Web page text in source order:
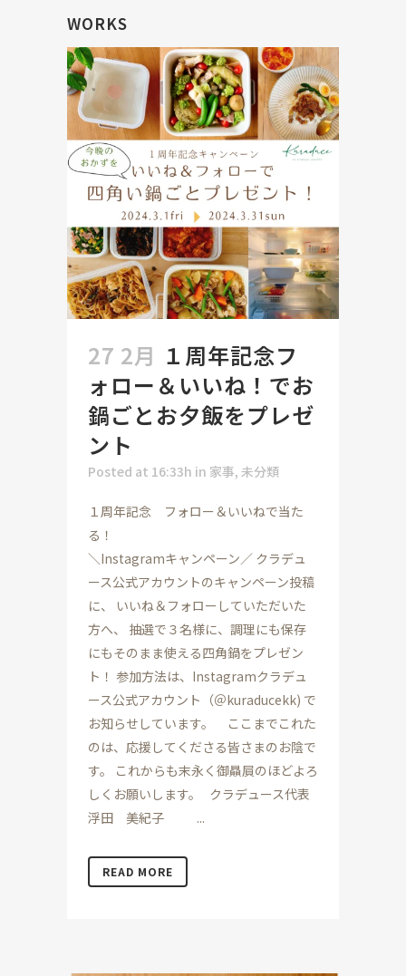
WORKS
27 2月 １周年記念フ
ォロー＆いいね！でお
鍋ごとお夕飯をプレゼ
ント
Posted at 16:33h in 家事, 未分類
１周年記念 フォロー＆いいねで当た
る！
＼Instagramキャンペーン／ クラデュ
ース公式アカウントのキャンペーン投稿
に、 いいね＆フォローしていただいた
方へ、 抽選で３名様に、調理にも保存
にもそのまま使える四角鍋をプレゼン
ト！ 参加方法は、Instagramクラデュ
ース公式アカウント（＠kuraducekk) で
お知らせしています。 ここまでこれた
のは、応援してくださる皆さまのお陰で
す。 これからも末永く御贔屓のほどよろ
しくお願いします。 クラデュース代表
浮田 美紀子 ...
READ MORE